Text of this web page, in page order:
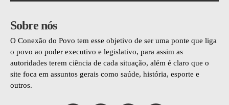
Sobre nós
O Conexão do Povo tem esse objetivo de ser uma ponte que liga
o povo ao poder executivo e legislativo, para assim as
autoridades terem ciência de cada situação, além é claro que o
site foca em assuntos gerais como saúde, história, esporte e
outros.